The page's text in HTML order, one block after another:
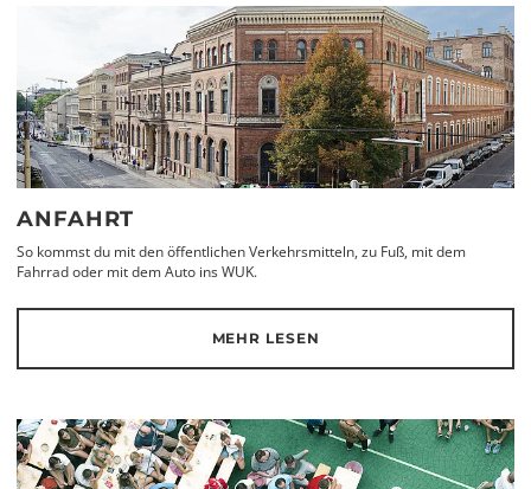
ANFAHRT
So kommst du mit den öffentlichen Verkehrsmitteln, zu Fuß, mit dem
Fahrrad oder mit dem Auto ins WUK.
MEHR LESEN